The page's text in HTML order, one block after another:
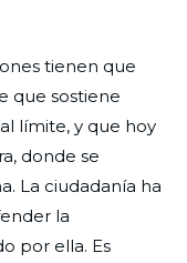
tienen que
que sostiene
límite, y que hoy
donde se
La ciudadanía ha
la
por ella. Es